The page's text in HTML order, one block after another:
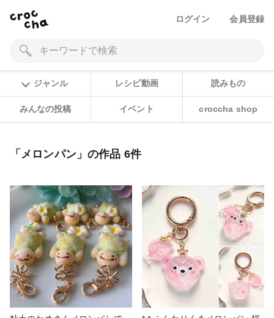
ログイン 会員登録
ジャンル レシピ動画 読みもの
みんなの投稿 イベント croccha shop
「メロンパン」の作品 6件